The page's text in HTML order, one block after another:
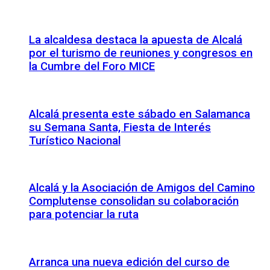
La alcaldesa destaca la apuesta de Alcalá
por el turismo de reuniones y congresos en
la Cumbre del Foro MICE
Alcalá presenta este sábado en Salamanca
su Semana Santa, Fiesta de Interés
Turístico Nacional
Alcalá y la Asociación de Amigos del Camino
Complutense consolidan su colaboración
para potenciar la ruta
Arranca una nueva edición del curso de